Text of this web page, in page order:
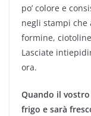
po’ colore e
negli stampi che
formine,
Lasciate
ora.
Quando il
frigo e sarà